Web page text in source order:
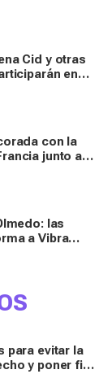
Cid y otras
en
con la
junto a
las
a Vibra
para evitar la
y poner fin